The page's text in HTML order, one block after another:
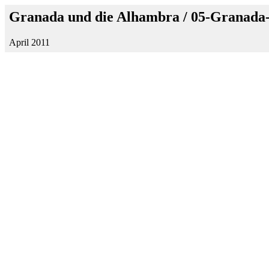
Granada und die Alhambra / 05-
April 2011